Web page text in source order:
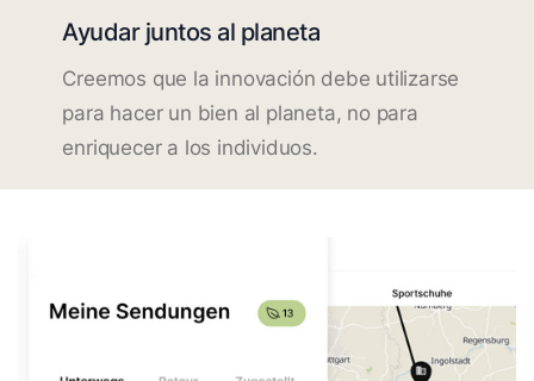
Ayudar juntos al planeta
Creemos que la innovación debe utilizarse
para hacer un bien al planeta, no para
enriquecer a los individuos.